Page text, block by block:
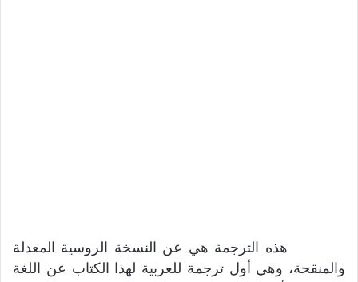
هذه الترجمة هي عن النسخة الروسية المعدلة
والمنقحة، وهي أول ترجمة للعربية لهذا الكتاب عن اللغة